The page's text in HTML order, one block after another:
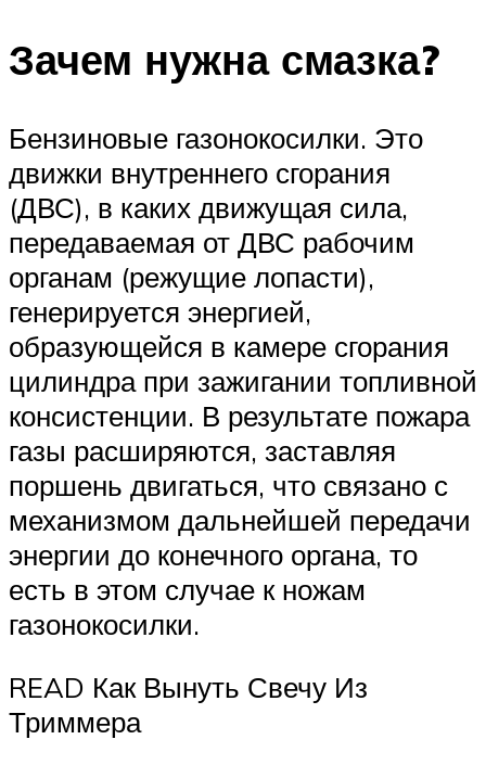
Зачем нужна смазка?
Бензиновые газонокосилки. Это
движки внутреннего сгорания
(ДВС), в каких движущая сила,
передаваемая от ДВС рабочим
органам (режущие лопасти),
генерируется энергией,
образующейся в камере сгорания
цилиндра при зажигании топливной
консистенции. В результате пожара
газы расширяются, заставляя
поршень двигаться, что связано с
механизмом дальнейшей передачи
энергии до конечного органа, то
есть в этом случае к ножам
газонокосилки.
READ Как Вынуть Свечу Из
Триммера